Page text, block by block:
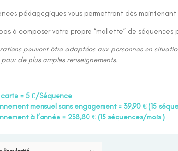
pédagogiques vous permettront dès
à composer votre propre “mallette” de séquences
peuvent être adaptées aux personnes en
pour de plus amples renseignements.
carte = 5 €/Séquence
mensuel sans engagement = 39,90 € (15
à l’année = 238,80 € (15 séquences/mois )